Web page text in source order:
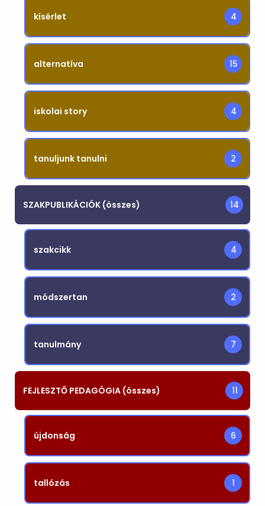
kísérlet 4
alternatíva 15
iskolai story 4
tanuljunk tanulni 2
SZAKPUBLIKÁCIÓK (összes) 14
szakcikk 4
módszertan 2
tanulmány 7
FEJLESZTŐ PEDAGÓGIA (összes) 11
újdonság 6
tallózás 1